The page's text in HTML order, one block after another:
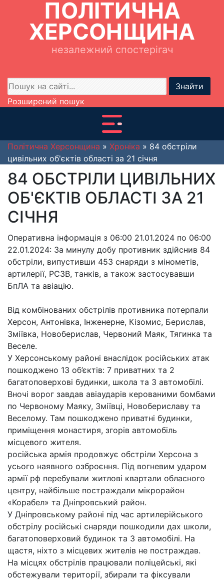
ПОЛІТИЧНА
ХЕРСОНЩИНА
незалежний спостерігач
Знайти
Розширений пошук
Політична Херсонщина » Хроніка » 84 обстріли
цивільних об'єктів області за 21 січня
84 ОБСТРІЛИ ЦИВІЛЬНИХ
ОБ'ЄКТІВ ОБЛАСТІ ЗА 21
СІЧНЯ
Оперативна інформація з 06:00 21.01.2024 по 06:00
22.01.2024: За минулу добу противник здійснив 84
обстріли, випустивши 453 снаряди з мінометів,
артилерії, РСЗВ, танків, а також застосувавши
БпЛА та авіацію.
Від комбінованих обстрілів противника потерпали
Херсон, Антонівка, Інженерне, Кізомис, Берислав,
Зміївка, Новоберислав, Червоний Маяк, Тягинка та
Веселе.
У Херсонському районі внаслідок російських атак
пошкоджено 13 об’єктів: 7 приватних та 2
багатоповерхові будинки, школа та 3 автомобілі.
Вночі ворог завдав авіаударів керованими бомбами
по Червоному Маяку, Зміївці, Новобериславу та
Веселому. Там пошкоджено приватні будинки,
приміщення монастиря, згорів автомобіль
місцевого жителя.
російська армія продовжує обстріли Херсона з
усього наявного озброєння. Під вогневим ударом
армії рф перебували житлові квартали обласного
центру, найбільше постраждали мікрорайон
«Корабел» та Дніпровський район.
У Дніпровському районі під час артилерійського
обстрілу російські снаряди пошкодили дах школи,
багатоповерховий будинок та 3 автомобілі. На
щастя, ніхто з місцевих жителів не постраждав.
На місцях обстрілів працювали поліцейські, які
обстежували території, збирали та фіксували